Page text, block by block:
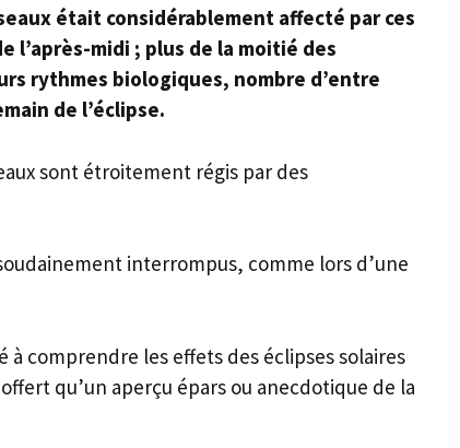
était considérablement affecté par ces
l’après-midi ; plus de la moitié des
rythmes biologiques, nombre d’entre
de l’éclipse.
sont étroitement régis par des
interrompus, comme lors d’une
comprendre les effets des éclipses solaires
qu’un aperçu épars ou anecdotique de la